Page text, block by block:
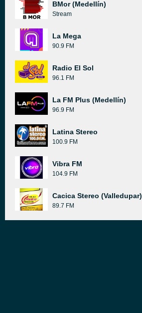
BMor (Medellín)
Stream
La Mega
90.9 FM
Radio El Sol
96.1 FM
La FM Plus (Medellín)
96.9 FM
Latina Stereo
100.9 FM
Vibra FM
104.9 FM
Cacica Stereo (Valledupar)
89.7 FM